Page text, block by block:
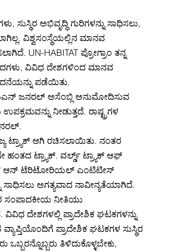
ಸುಸ್ಥಿರ ಅಭಿವೃದ್ಧಿ ಗುರಿಗಳನ್ನು ಸಾಧಿಸಲು,
ವಿಶ್ವಸಂಸ್ಥೆಯಲ್ಲಿನ ಮಾನವ
UN-HABITAT ಪ್ರೋಗ್ರಾಂ ತನ್ನ
ವಿವಿಧ ದೇಶಗಳಿಂದ ಮಾನವ
ಪಡೆಯಿತು.
ಜನರಲ್ ಅಸೆಂಬ್ಲಿ ಅನುಮೋದಿಸುವ
ನೀಡುತ್ತದೆ. ರಾಷ್ಟ್ರಗಳ
ಟ್ರ್ಯಾಕ್ ಆಗಿ ರಚಿಸಲಾಯಿತು. ನಂತರ
ಟ್ರ್ಯಾಕ್. ವರ್ಲ್ಡ್ ಟ್ರ್ಯಾಕ್ ಆಫ್
ಆನ್ ಟೆರಿಟೋರಿಯಲ್ ಎಂಟಿಟೀಸ್
ಸಾಧಿಸಲು ಅಗತ್ಯವಾದ ನಾವೀನ್ಯತೆಯಾಗಿದೆ.
ಸಂಪಾದಕೀಯ ನೀತಿಯು
ದೇಶಗಳಲ್ಲಿ ಪ್ರಾದೇಶಿಕ ಘಟಕಗಳನ್ನು
ಪ್ರಾದೇಶಿಕ ಘಟಕಗಳ ಸುಸ್ಥಿರ
ಒಬ್ಬರನ್ನೊಬ್ಬರು ತಿಳಿದುಕೊಳ್ಳಬೇಕು,